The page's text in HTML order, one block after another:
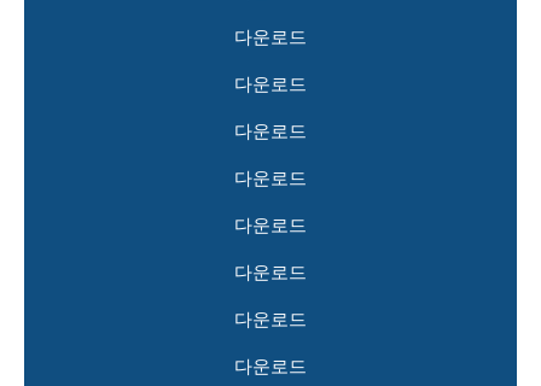
다운로드
다운로드
다운로드
다운로드
다운로드
다운로드
다운로드
다운로드